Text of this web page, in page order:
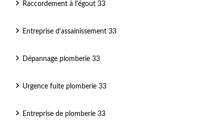
Raccordement à l'égout 33
Entreprise d'assainissement 33
Dépannage plomberie 33
Urgence fuite plomberie 33
Entreprise de plomberie 33